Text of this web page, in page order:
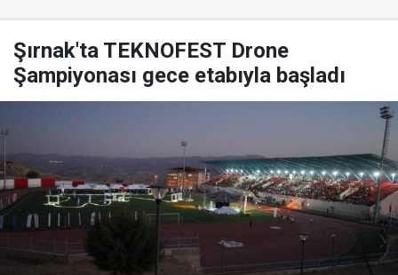
Şırnak'ta TEKNOFEST Drone
Şampiyonası gece etabıyla başladı